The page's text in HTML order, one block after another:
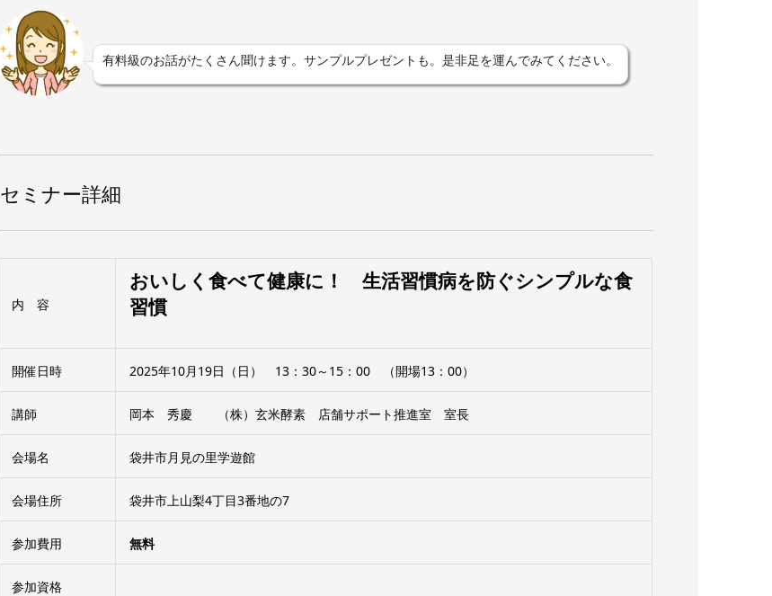
有料級のお話がたくさん聞けます。サンプルプレゼントも。是非足を運んでみてください。
セミナー詳細
内 容
おいしく食べて健康に！ 生活習慣病を防ぐシンプルな食
習慣
開催日時 2025年10月19日（日） 13：30～15：00 （開場13：00）
講師 岡本 秀慶 （株）玄米酵素 店舗サポート推進室 室長
会場名 袋井市月見の里学遊館
会場住所 袋井市上山梨4丁目3番地の7
参加費用 無料
参加資格